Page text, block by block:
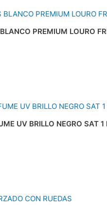
PREMIUM LOURO
UV BRILLO NEGRO SAT